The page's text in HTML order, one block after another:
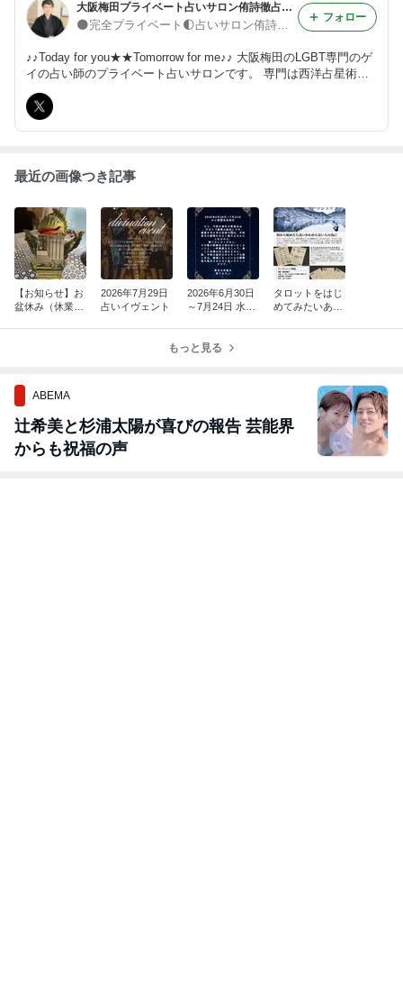
大阪梅田プライベート占いサロン侑詩徹占のブログ
🌑完全プライベート🌓占いサロン侑詩徹占🌕
♪♪Today for you★★Tomorrow for me♪♪ 大阪梅田のLGBT専門のゲ
イの占い師のプライベート占いサロンです。 専門は西洋占星術、
たします。
フォロー
最近の画像つき記事
【お知らせ】お
盆休み（休業期
2026年7月29日
占いイヴェント
2026年6月30日
～7月24日 水星
タロットをはじ
めてみたいあな
もっと見る
ABEMA
辻希美と杉浦太陽が喜びの報告 芸能界
からも祝福の声